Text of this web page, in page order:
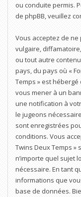
ou conduite permis.
de phpBB, veuillez
Vous acceptez de
vulgaire,
ou tout autre
pays, du pays où «
Temps » est
vous mener à un
une notification à
le jugeons
sont enregistrées
conditions. Vous
Twins Deux Temps
n’importe quel sujet
nécessaire. En tant
informations que
base de données.